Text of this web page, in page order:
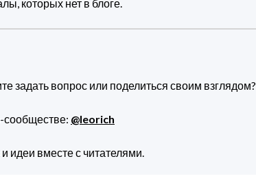
которых нет в блоге.
задать вопрос или поделиться своим взглядом?
сообществе: @leorich
идеи вместе с читателями.